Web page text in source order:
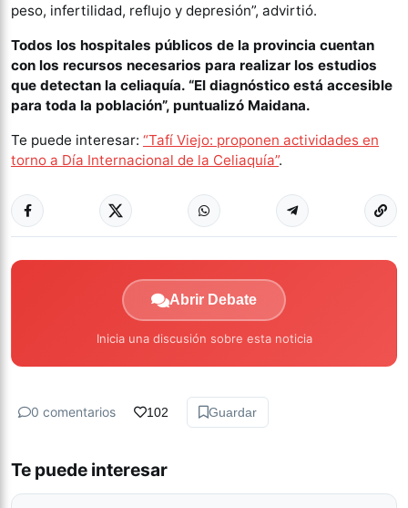
peso, infertilidad, reflujo y depresión”, advirtió.
Todos los hospitales públicos de la provincia cuentan
con los recursos necesarios para realizar los estudios
que detectan la celiaquía. “El diagnóstico está accesible
para toda la población”, puntualizó Maidana.
Te puede interesar: “Tafí Viejo: proponen actividades en
torno a Día Internacional de la Celiaquía”.
Abrir Debate
Inicia una discusión sobre esta noticia
0 comentarios 102 Guardar
Te puede interesar